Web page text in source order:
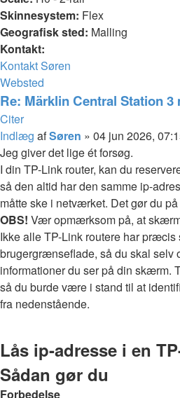
Skinnesystem: Flex
Geografisk sted: Malling
Kontakt:
Kontakt Søren
Websted
Re: Märklin Central Station 3
Citer
Indlæg afSøren » 04 jun 2026,
Jeg giver det lige ét forsøg.
I din TP-Link router, kan du
så den altid har den samme ip-
måtte ske i netværket. Det gør du
OBS! Vær opmærksom på, at
Ikke alle TP-Link routere har præcis
brugergrænseflade, så du skal selv
informationer du ser på din skærm.
så du burde være i stand til at
fra nedenstående.
Lås ip-adresse i en
Sådan gør du
Forbedelse